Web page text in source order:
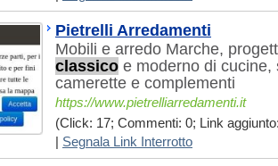
Pietrelli Arredamenti
Mobili e arredo Marche,
classico e moderno di
camerette e complementi
https://www.pietrelliarredamenti.it
(Click: 17; Commenti: 0; Link
Segnala Link Interrotto